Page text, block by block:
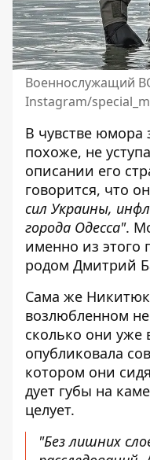
Военнослужащий
Instagram/
В чувстве
похоже, не
описании его
говорится, что он
сил Украины,
города Одесса".
именно из этого
родом Дмитрий
Сама же
возлюбленном
сколько они уже
опубликовала
котором они
дует губы на
целует.
"Без лишних